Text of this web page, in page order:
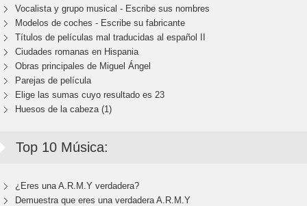
Vocalista y grupo musical - Escribe sus nombres
Modelos de coches - Escribe su fabricante
Títulos de películas mal traducidas al español II
Ciudades romanas en Hispania
Obras principales de Miguel Ángel
Parejas de película
Elige las sumas cuyo resultado es 23
Huesos de la cabeza (1)
Top 10 Música:
¿Eres una A.R.M.Y verdadera?
Demuestra que eres una verdadera A.R.M.Y